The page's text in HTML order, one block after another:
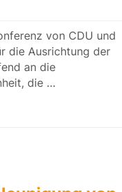
von CDU und
die Ausrichtung der
an die
die …